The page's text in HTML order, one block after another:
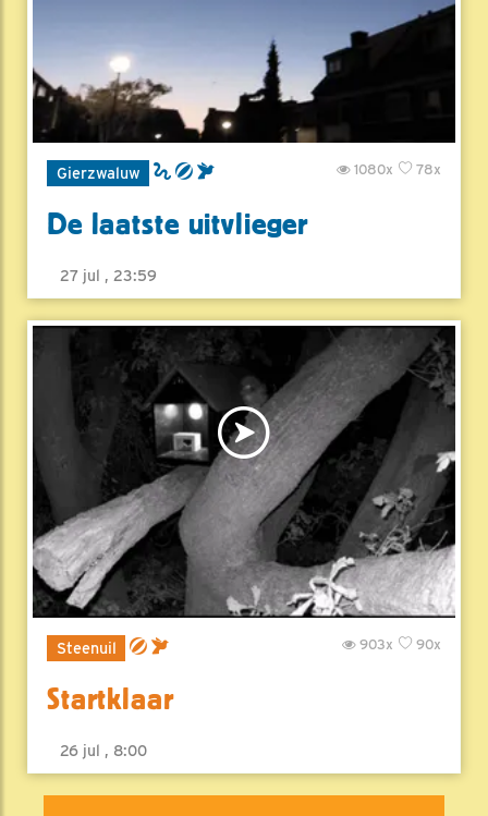
Gierzwaluw 78x
1080x
De laatste uitvlieger
27 jul , 23:59
Steenuil 90x
903x
Startklaar
26 jul , 8:00